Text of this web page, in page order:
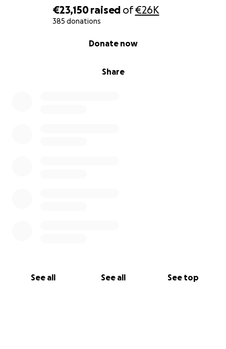
€23,150raised of€26K
385 donations
Share
Donate now
See all See all See top
Menschen mit einem riesen Herz. Wir lieben euch
und sind bei euch.